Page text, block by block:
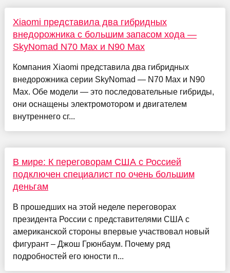
Xiaomi представила два гибридных
внедорожника с большим запасом хода —
SkyNomad N70 Max и N90 Max
Компания Xiaomi представила два гибридных
внедорожника серии SkyNomad — N70 Max и N90
Max. Обе модели — это последовательные гибриды,
они оснащены электромотором и двигателем
внутреннего сг...
В мире: К переговорам США с Россией
подключен специалист по очень большим
деньгам
В прошедших на этой неделе переговорах
президента России с представителями США с
американской стороны впервые участвовал новый
фигурант – Джош Грюнбаум. Почему ряд
подробностей его юности п...